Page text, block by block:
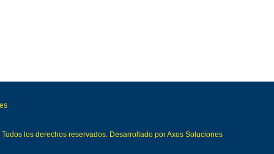
Todos los derechos reservados. Desarrollado porAxos Soluciones